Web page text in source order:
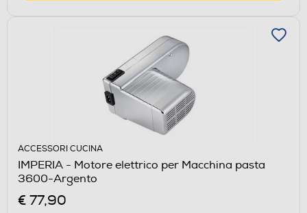
ACCESSORI CUCINA
IMPERIA - Motore elettrico per Macchina pasta
3600-Argento
€ 77,90